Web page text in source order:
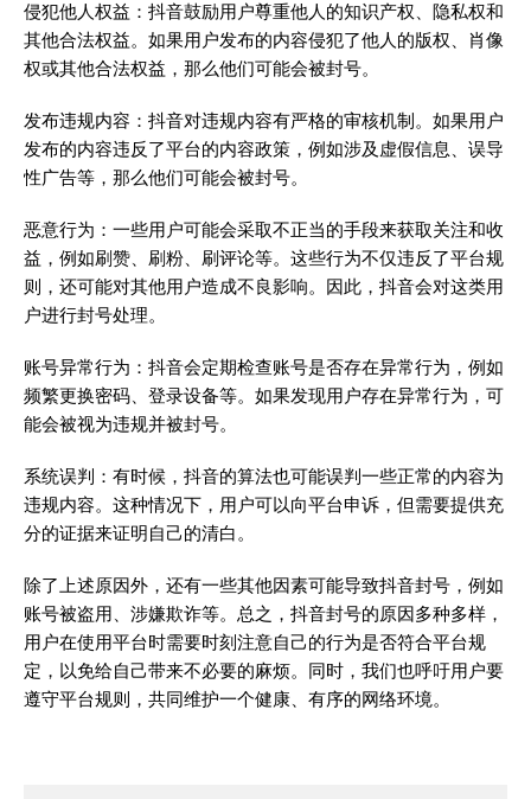
侵犯他人权益：抖音鼓励用户尊重他人的知识产权、隐私权和
其他合法权益。如果用户发布的内容侵犯了他人的版权、肖像
权或其他合法权益，那么他们可能会被封号。
发布违规内容：抖音对违规内容有严格的审核机制。如果用户
发布的内容违反了平台的内容政策，例如涉及虚假信息、误导
性广告等，那么他们可能会被封号。
恶意行为：一些用户可能会采取不正当的手段来获取关注和收
益，例如刷赞、刷粉、刷评论等。这些行为不仅违反了平台规
则，还可能对其他用户造成不良影响。因此，抖音会对这类用
户进行封号处理。
账号异常行为：抖音会定期检查账号是否存在异常行为，例如
频繁更换密码、登录设备等。如果发现用户存在异常行为，可
能会被视为违规并被封号。
系统误判：有时候，抖音的算法也可能误判一些正常的内容为
违规内容。这种情况下，用户可以向平台申诉，但需要提供充
分的证据来证明自己的清白。
除了上述原因外，还有一些其他因素可能导致抖音封号，例如
账号被盗用、涉嫌欺诈等。总之，抖音封号的原因多种多样，
用户在使用平台时需要时刻注意自己的行为是否符合平台规
定，以免给自己带来不必要的麻烦。同时，我们也呼吁用户要
遵守平台规则，共同维护一个健康、有序的网络环境。